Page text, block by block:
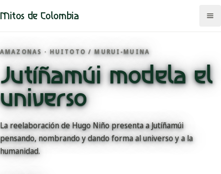
Mitos de Colombia
Mitos
Regiones
Comunidades
Categorías
AMAZONAS · HUITOTO / MURUI-MUINA
Jutíñamúi modela el
universo
La reelaboración de Hugo Niño presenta a Jutíñamúi
pensando, nombrando y dando forma al universo y a la
humanidad.